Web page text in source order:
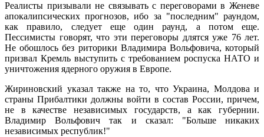
Реалисты призывали не связывать с переговорами в Женеве
апокалипсических прогнозов, ибо за "последним" раундом,
как правило, следует еще один раунд, а потом еще.
Пессимисты говорят, что эти переговоры длятся уже 76 лет.
Не обошлось без риторики Владимира Вольфовича, который
призвал Кремль выступить с требованием роспуска НАТО и
уничтожения ядерного оружия в Европе.
Жириновский указал также на то, что Украина, Молдова и
страны Прибалтики должны войти в состав России, причем,
не в качестве независимых государств, а как губернии.
Владимир Вольфович так и сказал: "Больше никаких
независимых республик!"